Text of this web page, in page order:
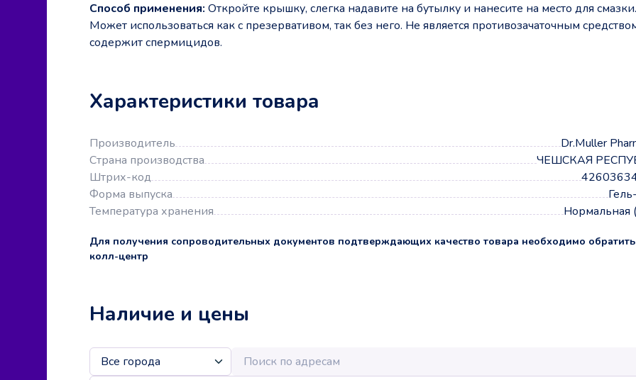
Способ применения: Откройте крышку, слегка надавите на бутылку и нанесите на место для смазки.
Может использоваться как с презервативом, так без него. Не является противозачаточным
содержит спермицидов.
Характеристики товара
Производитель
Dr.Muller
Страна производства
ЧЕШСКАЯ
Штрих-код
Форма выпуска
Температура хранения
Нормальная
Для получения сопроводительных документов подтверждающих качество товара необходимо
колл-центр
Наличие и цены